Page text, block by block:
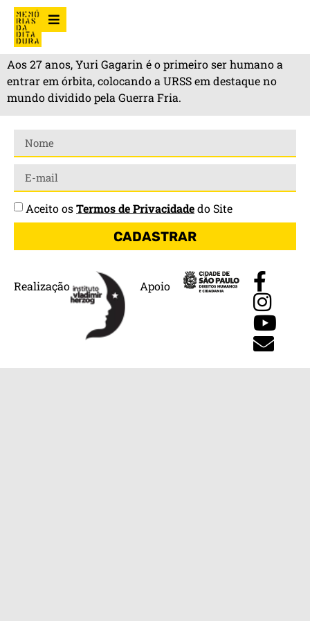
Aos 27 anos, Yuri Gagarin é o primeiro ser humano a
entrar em órbita, colocando a URSS em destaque no
mundo dividido pela Guerra Fria.
Realização Apoio
Aceito osTermos de Privacidadedo Site
CADASTRAR